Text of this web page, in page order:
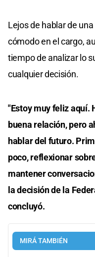
Lejos de hablar de
cómodo en el cargo,
tiempo de analizar lo
cualquier decisión.
"Estoy muy feliz aquí.
buena relación, pero
hablar del futuro.
poco, reflexionar
mantener
la decisión de la
concluyó.
MIRÁ TAMBIÉN